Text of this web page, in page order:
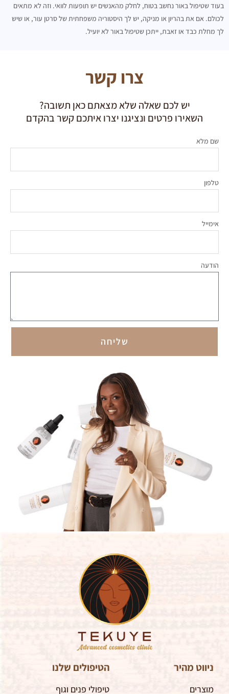
בעוד שטיפול באור נחשב בטוח, לחלק מהאנשים יש תופעות לוואי. וזה לא מתאים
לכולם. אם את בהריון או מניקה, יש לך היסטוריה משפחתית של סרטן עור, או שיש
לך מחלת כבד או זאבת, ייתכן שטיפול באור לא יועיל.
צרו קשר
יש לכם שאלה שלא מצאתם כאן תשובה?
השאירו פרטים ונציגנו יצרו איתכם קשר בהקדם
שם מלא
טלפון
אימייל
הודעה
שליחה
ניווט מהיר
מוצרים
הטיפולים שלנו
טיפולי פנים וגוף